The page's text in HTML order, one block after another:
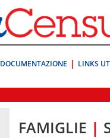
DOCUMENTAZIONE LINKS
FAMIGLIE |